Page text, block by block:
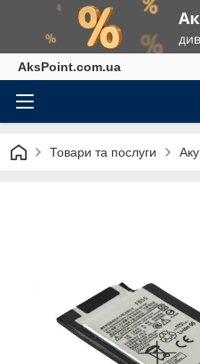
AksPoint.com.ua
Товари та послуги